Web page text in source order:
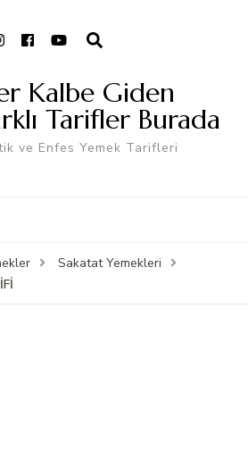
Kalbe Giden
Tarifler Burada
ve Enfes Yemek Tarifleri
Sakatat Yemekleri